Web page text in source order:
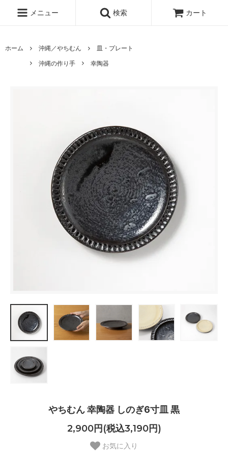
メニュー 検索 カート
ホーム 沖縄／やちむん
皿・プレート
沖縄の作り手
幸陶器
やちむん 幸陶器 しのぎ6寸皿 黒
2,900円(税込3,190円)
お気に入り